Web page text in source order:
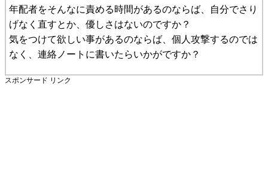
年配者をそんなに責める時間があるのならば、自分でさり
げなく直すとか、優しさはないのですか？
気をつけて欲しい事があるのならば、個人攻撃するのでは
なく、連絡ノートに書いたらいかがですか？
スポンサード リンク